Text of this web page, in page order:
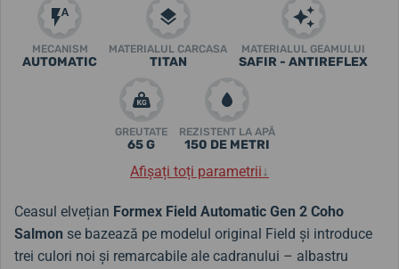
MECANISM
AUTOMATIC
MATERIALUL CARCASA
TITAN
MATERIALUL GEAMULUI
SAFIR - ANTIREFLEX
GREUTATE
65 G
REZISTENT LA APĂ
150 DE METRI
Afișați toți parametrii↓
Ceasul elvețian Formex Field Automatic Gen 2 Coho
Salmon se bazează pe modelul original Field și introduce
trei culori noi și remarcabile ale cadranului – albastru